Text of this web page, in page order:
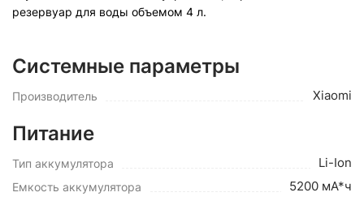
резервуар для воды объемом 4 л.
Системные параметры
Производитель Xiaomi
Питание
Тип аккумулятора Li-Ion
Емкость аккумулятора 5200 мА*ч